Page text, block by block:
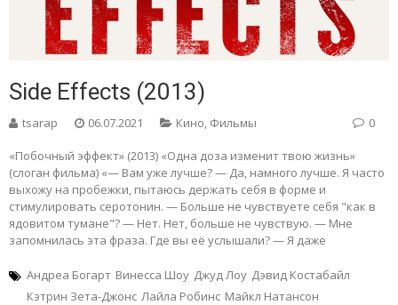
Side Effects (2013)
tsarap 06.07.2021 Кино, Фильмы 0
«Побочный эффект» (2013) «Одна доза изменит твою жизнь»
(слоган фильма) «— Вам уже лучше? — Да, намного лучше. Я часто
выхожу на пробежки, пытаюсь держать себя в форме и
стимулировать серотонин. — Больше не чувствуете себя "как в
ядовитом тумане"? — Нет. Нет, больше не чувствую. — Мне
запомнилась эта фраза. Где вы её услышали? — Я даже
Андреа Богарт Винесса Шоу Джуд Лоу Дэвид Костабайл
Кэтрин Зета-Джонс Лайла Робинс Майкл Натансон